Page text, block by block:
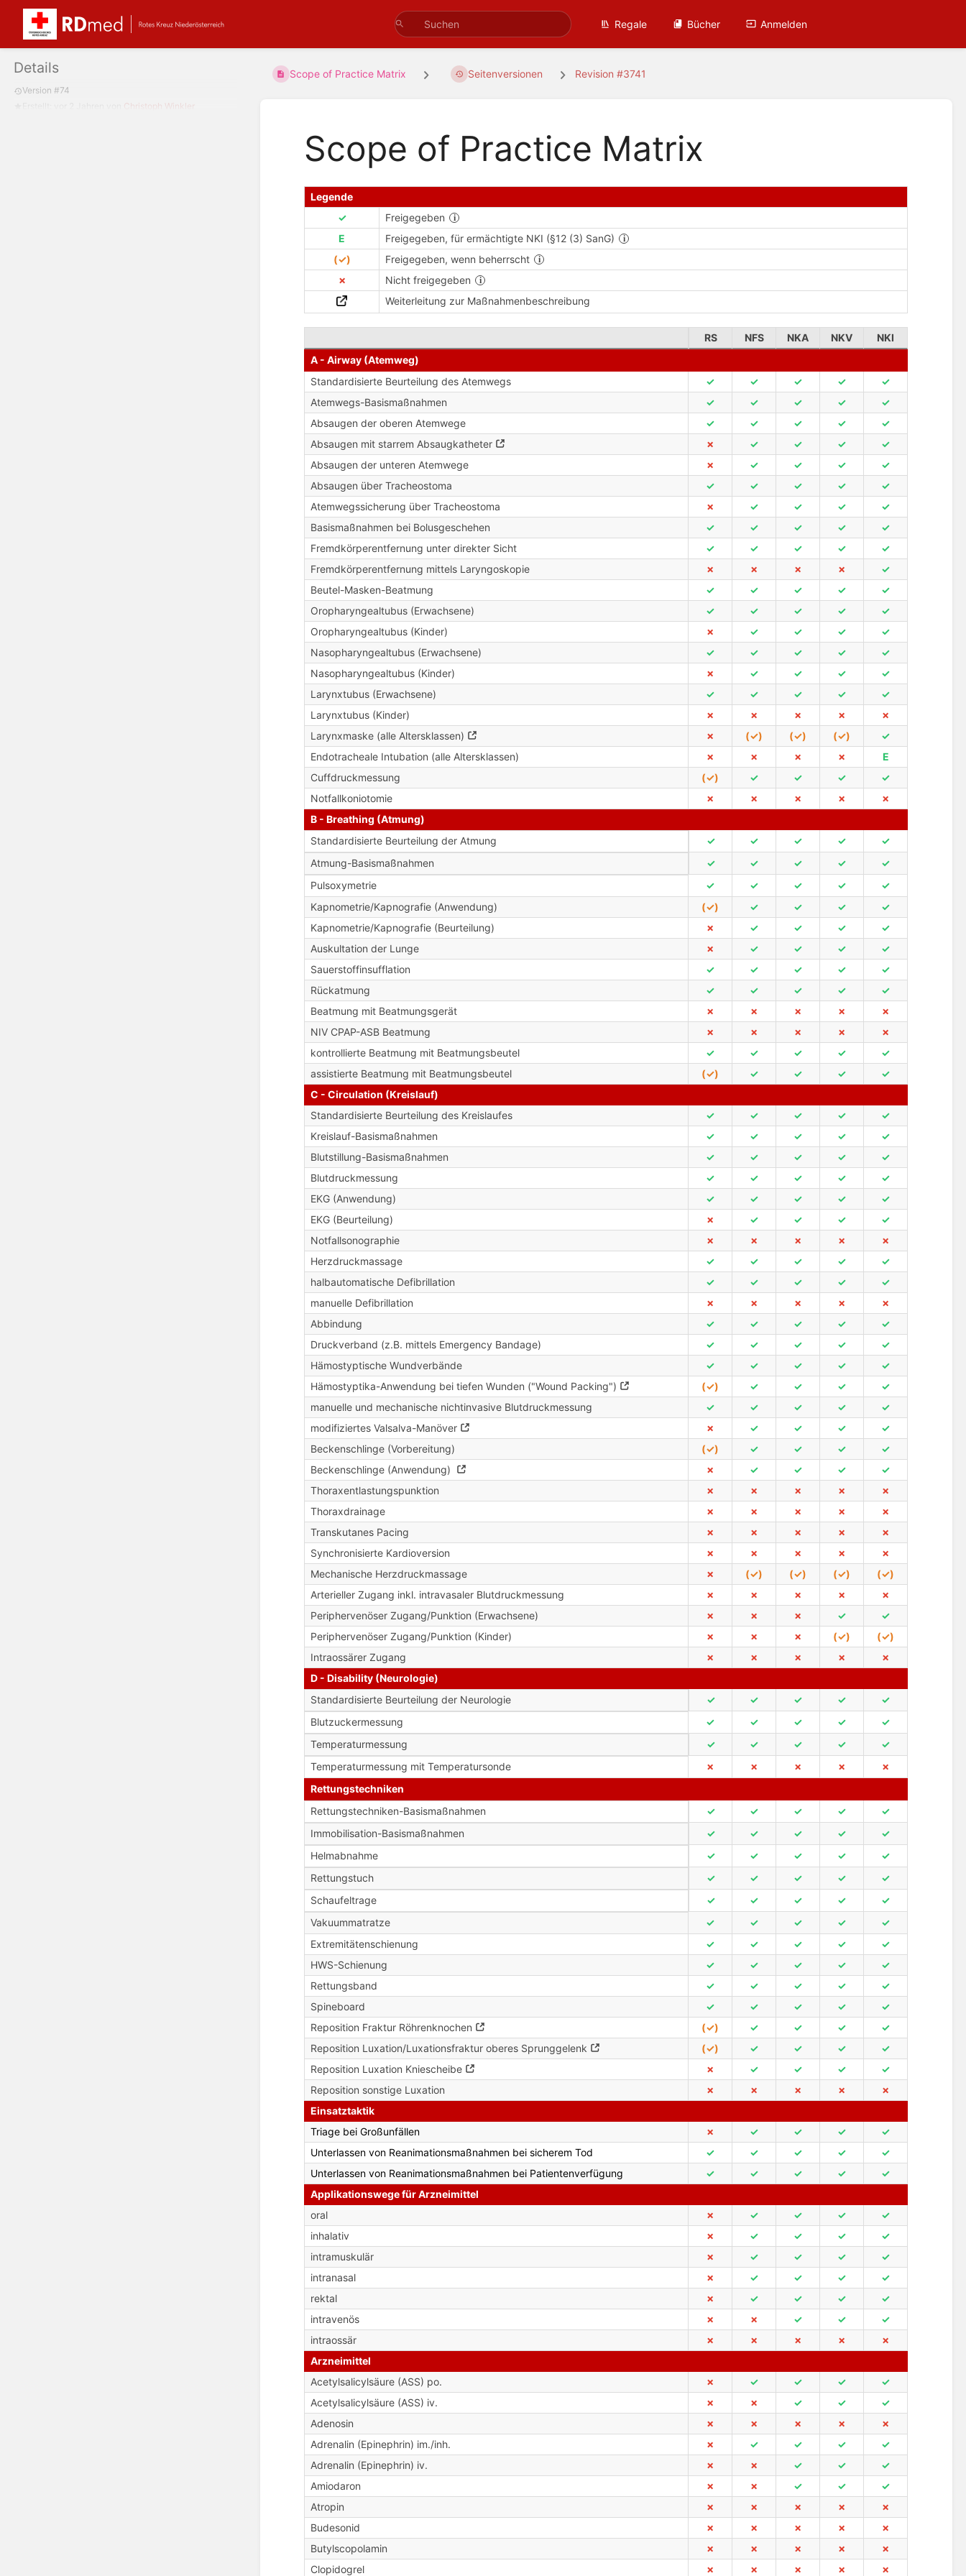
Regale Bücher Anmelden
Details
Version #74
Christoph Winkler
Scope of Practice Matrix Seitenversionen Revision #3741
Scope of Practice Matrix
Legende
✓
Freigegeben
E
Freigegeben, für ermächtigte NKI (§12 (3) SanG)
(✓)
Freigegeben, wenn beherrscht
✗
Nicht freigegeben
Weiterleitung zur Maßnahmenbeschreibung
RS NFS NKA NKV
NKI
A - Airway (Atemweg)
Standardisierte Beurteilung des Atemwegs
✓ ✓ ✓ ✓
✓
Atemwegs-Basismaßnahmen
✓ ✓ ✓ ✓
✓
Absaugen der oberen Atemwege
✓ ✓ ✓ ✓
✓
Absaugen mit starrem Absaugkatheter
✗ ✓ ✓ ✓
✓
Absaugen der unteren Atemwege
✗ ✓ ✓ ✓
✓
Absaugen über Tracheostoma
✓ ✓ ✓ ✓
✓
Atemwegssicherung über Tracheostoma
✗ ✓ ✓ ✓
✓
Basismaßnahmen bei Bolusgeschehen
✓ ✓ ✓ ✓
✓
Fremdkörperentfernung unter direkter Sicht
✓ ✓ ✓ ✓
✓
Fremdkörperentfernung mittels Laryngoskopie
✗ ✗ ✗ ✗
✓
Beutel-Masken-Beatmung
✓ ✓ ✓ ✓
✓
Oropharyngealtubus (Erwachsene)
✓ ✓ ✓ ✓
✓
Oropharyngealtubus (Kinder)
✗ ✓ ✓ ✓
✓
Nasopharyngealtubus (Erwachsene)
✓ ✓ ✓ ✓
✓
Nasopharyngealtubus (Kinder)
✗ ✓ ✓ ✓
✓
Larynxtubus (Erwachsene)
✓ ✓ ✓ ✓
✓
Larynxtubus (Kinder)
✗ ✗ ✗ ✗
✗
Larynxmaske (alle Altersklassen)
✗ (✓) (✓) (✓)
✓
Endotracheale Intubation (alle Altersklassen)
✗ ✗ ✗ ✗
E
Cuffdruckmessung
(✓) ✓ ✓ ✓
✓
Notfallkoniotomie
✗ ✗ ✗ ✗
✗
B - Breathing (Atmung)
Standardisierte Beurteilung der Atmung
✓ ✓ ✓ ✓
✓
Atmung-Basismaßnahmen
✓ ✓ ✓ ✓
✓
Pulsoxymetrie
✓ ✓ ✓ ✓
✓
Kapnometrie/Kapnografie (Anwendung)
(✓) ✓ ✓ ✓
✓
Kapnometrie/Kapnografie (Beurteilung)
✗ ✓ ✓ ✓
✓
Auskultation der Lunge
✗ ✓ ✓ ✓
✓
Sauerstoffinsufflation
✓ ✓ ✓ ✓
✓
Rückatmung
✓ ✓ ✓ ✓
✓
Beatmung mit Beatmungsgerät
✗ ✗ ✗ ✗
✗
NIV CPAP-ASB Beatmung
✗ ✗ ✗ ✗
✗
kontrollierte Beatmung mit Beatmungsbeutel
✓ ✓ ✓ ✓
✓
assistierte Beatmung mit Beatmungsbeutel
(✓) ✓ ✓ ✓
✓
C - Circulation (Kreislauf)
Standardisierte Beurteilung des Kreislaufes
✓ ✓ ✓ ✓
✓
Kreislauf-Basismaßnahmen
✓ ✓ ✓ ✓
✓
Blutstillung-Basismaßnahmen
✓ ✓ ✓ ✓
✓
Blutdruckmessung
✓ ✓ ✓ ✓
✓
EKG (Anwendung)
✓ ✓ ✓ ✓
✓
EKG (Beurteilung)
✗ ✓ ✓ ✓
✓
Notfallsonographie
✗ ✗ ✗ ✗
✗
Herzdruckmassage
✓ ✓ ✓ ✓
✓
halbautomatische Defibrillation
✓ ✓ ✓ ✓
✓
manuelle Defibrillation
✗ ✗ ✗ ✗
✗
Abbindung
✓ ✓ ✓ ✓
✓
Druckverband (z.B. mittels Emergency Bandage)
✓ ✓ ✓ ✓
✓
Hämostyptische Wundverbände
✓ ✓ ✓ ✓
✓
Hämostyptika-Anwendung bei tiefen Wunden ("Wound Packing")
(✓) ✓ ✓ ✓
✓
manuelle und mechanische nichtinvasive Blutdruckmessung
✓ ✓ ✓ ✓
✓
modifiziertes Valsalva-Manöver
✗ ✓ ✓ ✓
✓
Beckenschlinge (Vorbereitung)
(✓) ✓ ✓ ✓
✓
Beckenschlinge (Anwendung)
✗ ✓ ✓ ✓
✓
Thoraxentlastungspunktion
✗ ✗ ✗ ✗
✗
Thoraxdrainage
✗ ✗ ✗ ✗
✗
Transkutanes Pacing
✗ ✗ ✗ ✗
✗
Synchronisierte Kardioversion
✗ ✗ ✗ ✗
✗
Mechanische Herzdruckmassage
✗ (✓) (✓) (✓)
(✓)
Arterieller Zugang inkl. intravasaler Blutdruckmessung
✗ ✗ ✗ ✗
✗
Periphervenöser Zugang/Punktion (Erwachsene)
✗ ✗ ✗ ✓
✓
Periphervenöser Zugang/Punktion (Kinder)
✗ ✗ ✗ (✓)
(✓)
Intraossärer Zugang
✗ ✗ ✗ ✗
✗
D - Disability (Neurologie)
Standardisierte Beurteilung der Neurologie
✓ ✓ ✓ ✓
✓
Blutzuckermessung
✓ ✓ ✓ ✓
✓
Temperaturmessung
✓ ✓ ✓ ✓
✓
Temperaturmessung mit Temperatursonde
✗ ✗ ✗ ✗
✗
Rettungstechniken
Rettungstechniken-Basismaßnahmen
✓ ✓ ✓ ✓
✓
Immobilisation-Basismaßnahmen
✓ ✓ ✓ ✓
✓
Helmabnahme
✓ ✓ ✓ ✓
✓
Rettungstuch
✓ ✓ ✓ ✓
✓
Schaufeltrage
✓ ✓ ✓ ✓
✓
Vakuummatratze
✓ ✓ ✓ ✓
✓
Extremitätenschienung
✓ ✓ ✓ ✓
✓
HWS-Schienung
✓ ✓ ✓ ✓
✓
Rettungsband
✓ ✓ ✓ ✓
✓
Spineboard
✓ ✓ ✓ ✓
✓
Reposition Fraktur Röhrenknochen
(✓) ✓ ✓ ✓
✓
Reposition Luxation/Luxationsfraktur oberes Sprunggelenk
(✓) ✓ ✓ ✓
✓
Reposition Luxation Kniescheibe
✗ ✓ ✓ ✓
✓
Reposition sonstige Luxation
✗ ✗ ✗ ✗
✗
Einsatztaktik
Triage bei Großunfällen
✗ ✓ ✓ ✓
✓
Unterlassen von Reanimationsmaßnahmen bei sicherem Tod
✓ ✓ ✓ ✓
✓
Unterlassen von Reanimationsmaßnahmen bei Patientenverfügung
✓ ✓ ✓ ✓
✓
Applikationswege für Arzneimittel
oral
✗ ✓ ✓ ✓
✓
inhalativ
✗ ✓ ✓ ✓
✓
intramuskulär
✗ ✓ ✓ ✓
✓
intranasal
✗ ✓ ✓ ✓
✓
rektal
✗ ✓ ✓ ✓
✓
intravenös
✗ ✗ ✓ ✓
✓
intraossär
✗ ✗ ✗ ✗
✗
Arzneimittel
Acetylsalicylsäure (ASS) po.
✗ ✓ ✓ ✓
✓
Acetylsalicylsäure (ASS) iv.
✗ ✗ ✓ ✓
✓
Adenosin
✗ ✗ ✗ ✗
✗
Adrenalin (Epinephrin) im./inh.
✗ ✓ ✓ ✓
✓
Adrenalin (Epinephrin) iv.
✗ ✗ ✓ ✓
✓
Amiodaron
✗ ✗ ✓ ✓
✓
Atropin
✗ ✗ ✗ ✗
✗
Budesonid
✗ ✗ ✗ ✗
✗
Butylscopolamin
✗ ✗ ✗ ✗
✗
Clopidogrel
✗ ✗ ✗ ✗ ✗